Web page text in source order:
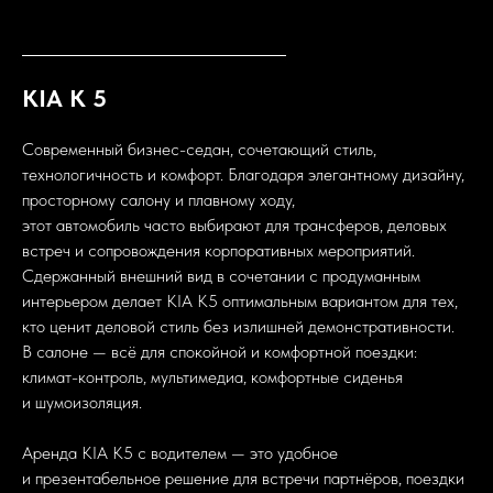
KIA K 5
Современный бизнес-седан, сочетающий стиль,
технологичность и комфорт. Благодаря элегантному дизайну,
просторному салону и плавному ходу,
этот автомобиль часто выбирают для трансферов, деловых
встреч и сопровождения корпоративных мероприятий.
Сдержанный внешний вид в сочетании с продуманным
интерьером делает KIA K5 оптимальным вариантом для тех,
кто ценит деловой стиль без излишней демонстративности.
В салоне — всё для спокойной и комфортной поездки:
климат-контроль, мультимедиа, комфортные сиденья
и шумоизоляция.
Аренда KIA K5 с водителем — это удобное
и презентабельное решение для встречи партнёров, поездки
Автопарк
Услуги